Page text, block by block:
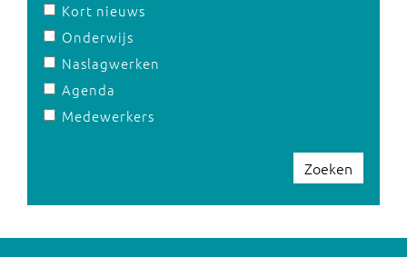
Kort nieuws
Onderwijs
Naslagwerken
Agenda
Medewerkers
Zoeken